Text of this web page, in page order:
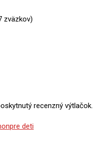
zväzkov)
recenzný výtlačok.
pre deti